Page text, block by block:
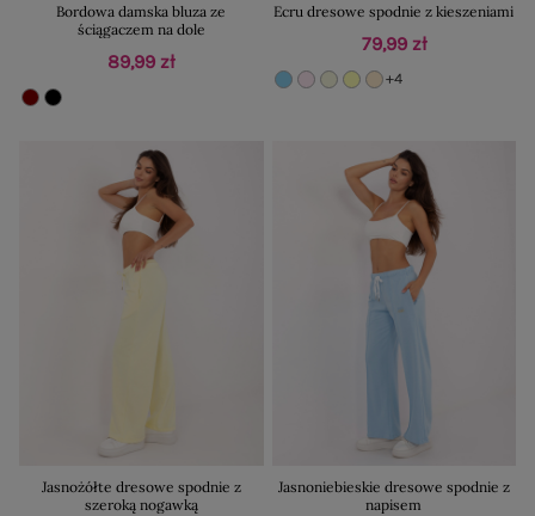
Bordowa damska bluza ze
ściągaczem na dole
89,99 zł
Ecru dresowe spodnie z kieszeniami
79,99 zł
+4
Jasnożółte dresowe spodnie z
szeroką nogawką
Jasnoniebieskie dresowe spodnie z
napisem